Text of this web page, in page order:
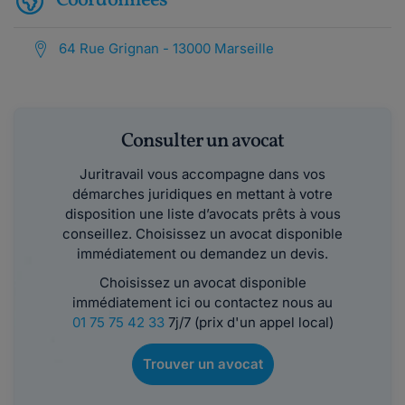
64 Rue Grignan - 13000 Marseille
Consulter un avocat
Juritravail vous accompagne dans vos
démarches juridiques en mettant à votre
disposition une liste d’avocats prêts à vous
conseillez. Choisissez un avocat disponible
immédiatement ou demandez un devis.
Choisissez un avocat disponible
immédiatement ici ou contactez nous au
01 75 75 42 337j/7 (prix d'un appel local)
Trouver un avocat